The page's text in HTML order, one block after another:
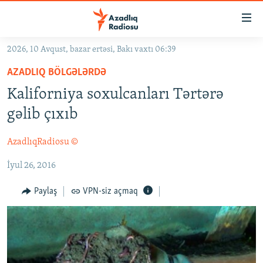
Əsas
qayıt
Əsas
naviqasiyaya
qayıt
Axtarışa
#İZAHLA
KORRUPSIOMETR
#ƏSLINDƏ
FƏRQƏ BAX
QANUNI DOĞRU
ARAŞDIRMA
MULTIMEDIA
FOTOQALEREYA
OXU ZALI
HAQQIMIZDA
2026, 10 Avqust, bazar ertəsi, Bakı vaxtı 06:39
AZADLIQ BÖLGƏLƏRDƏ
Kaliforniya soxulcanları Tərtərə
gəlib çıxıb
AzadlıqRadiosu ©
İyul 26, 2016
Paylaş VPN-siz açmaq